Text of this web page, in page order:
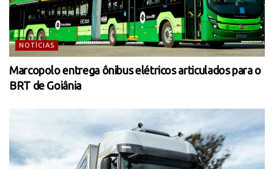
NOTÍCIAS
Marcopolo entrega ônibus elétricos articulados para o
BRT de Goiânia